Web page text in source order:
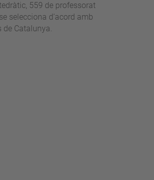
559 de professorat
selecciona d’acord amb
de Catalunya.